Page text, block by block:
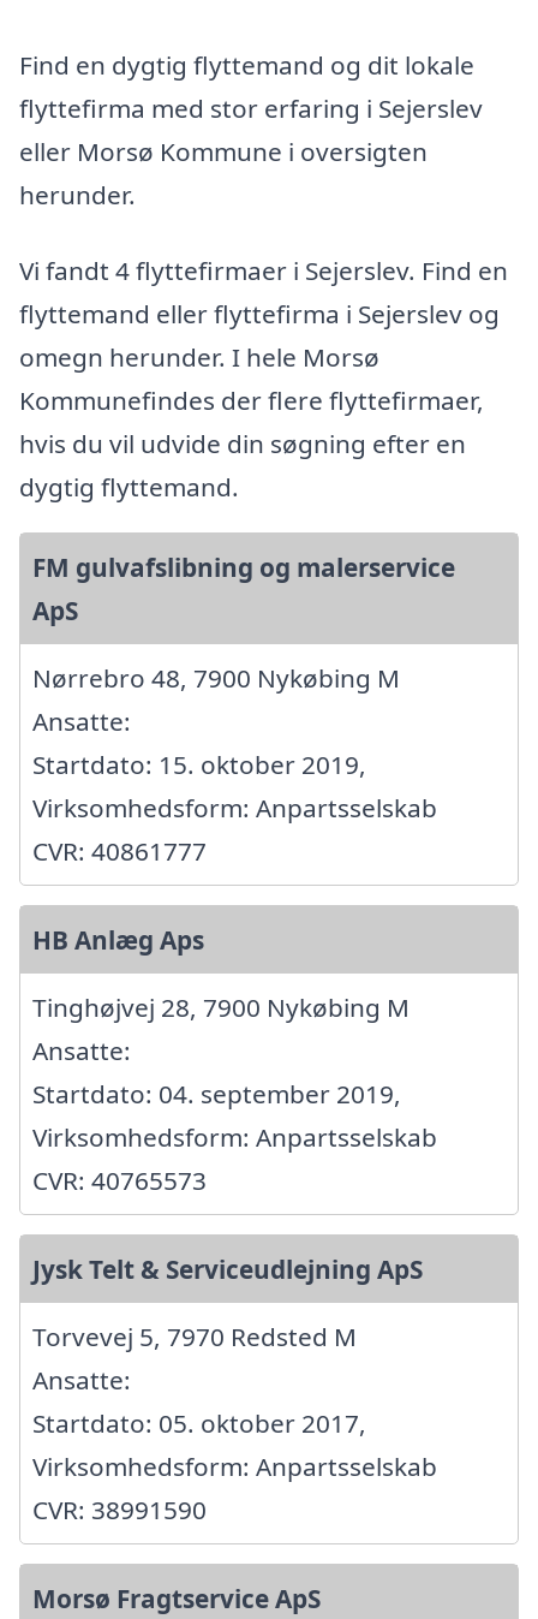
Find en dygtig flyttemand og dit lokale
flyttefirma med stor erfaring i Sejerslev
eller Morsø Kommune i oversigten
herunder.
Vi fandt 4 flyttefirmaer i Sejerslev. Find en
flyttemand eller flyttefirma i Sejerslev og
omegn herunder. I hele Morsø
Kommunefindes der flere flyttefirmaer,
hvis du vil udvide din søgning efter en
dygtig flyttemand.
FM gulvafslibning og malerservice
ApS
Nørrebro 48, 7900 Nykøbing M
Ansatte:
Startdato: 15. oktober 2019,
Virksomhedsform: Anpartsselskab
CVR: 40861777
HB Anlæg Aps
Tinghøjvej 28, 7900 Nykøbing M
Ansatte:
Startdato: 04. september 2019,
Virksomhedsform: Anpartsselskab
CVR: 40765573
Jysk Telt & Serviceudlejning ApS
Torvevej 5, 7970 Redsted M
Ansatte:
Startdato: 05. oktober 2017,
Virksomhedsform: Anpartsselskab
CVR: 38991590
Morsø Fragtservice ApS